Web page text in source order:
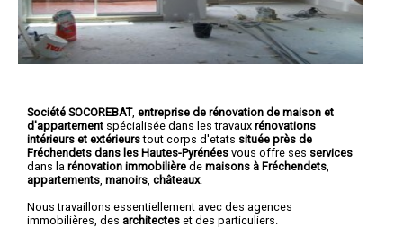
Société SOCOREBAT, entreprise de rénovation de maison et
d'appartement spécialisée dans les travaux rénovations
intérieurs et extérieurstout corps d'etats située près de
Fréchendets dans les Hautes-Pyrénées vous offre ses services
dans la rénovation immobilière de maisons à Fréchendets
appartements manoirs châteaux.
Nous travaillons essentiellement avec des agences
immobilières, des architectes et des particuliers.